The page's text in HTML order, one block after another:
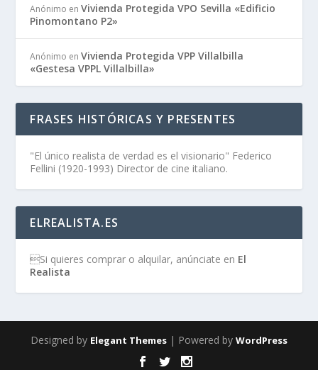
Anónimo enVivienda Protegida VPO Sevilla «Edificio
Pinomontano P2»
Anónimo enVivienda Protegida VPP Villalbilla
«Gestesa VPPL Villalbilla»
FRASES HISTÓRICAS Y PRESENTES
"El único realista de verdad es el visionario" Federico
Fellini (1920-1993) Director de cine italiano.
ELREALISTA.ES
Si quieres comprar o alquilar, anúnciate en El
Realista
Designed by Elegant Themes | Powered by WordPress